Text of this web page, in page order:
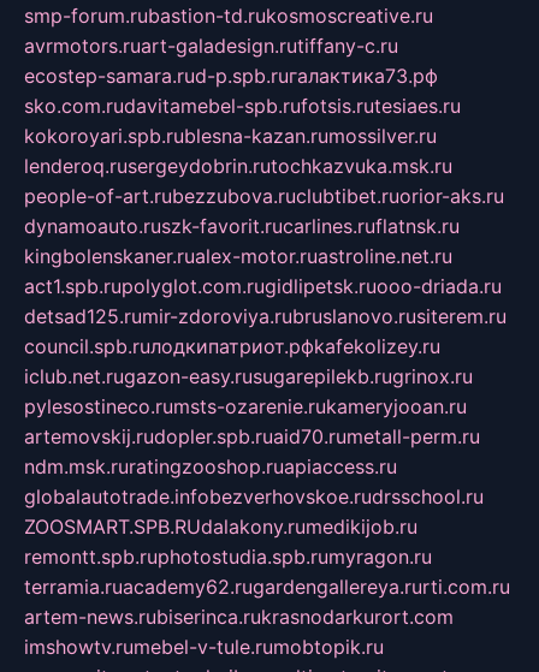
smp-forum.rubastion-td.rukosmoscreative.ru
avrmotors.ruart-galadesign.rutiffany-c.ru
ecostep-samara.rud-p.spb.ruгалактика73.рф
sko.com.rudavitamebel-spb.rufotsis.rutesiaes.ru
kokoroyari.spb.rublesna-kazan.rumossilver.ru
lenderoq.rusergeydobrin.rutochkazvuka.msk.ru
people-of-art.rubezzubova.ruclubtibet.ruorior-aks.ru
dynamoauto.ruszk-favorit.rucarlines.ruflatnsk.ru
kingbolenskaner.rualex-motor.ruastroline.net.ru
act1.spb.rupolyglot.com.rugidlipetsk.ruooo-driada.ru
detsad125.rumir-zdoroviya.rubruslanovo.rusiterem.ru
council.spb.ruлодкипатриот.рфkafekolizey.ru
iclub.net.rugazon-easy.rusugarepilekb.rugrinox.ru
pylesostineco.rumsts-ozarenie.rukameryjooan.ru
artemovskij.rudopler.spb.ruaid70.rumetall-perm.ru
ndm.msk.ruratingzooshop.ruapiaccess.ru
globalautotrade.infobezverhovskoe.rudrsschool.ru
ZOOSMART.SPB.RUdalakony.rumedikijob.ru
remontt.spb.ruphotostudia.spb.rumyragon.ru
terramia.ruacademy62.rugardengallereya.rurti.com.ru
artem-news.rubiserinca.rukrasnodarkurort.com
imshowtv.rumebel-v-tule.rumobtopik.ru